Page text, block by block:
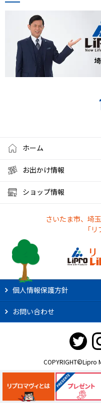
ホーム
お出かけ情報
ショップ情報
さいたま市、埼
「
個人情報保護方針
お問い合わせ
COPYRIGHT©Lipro